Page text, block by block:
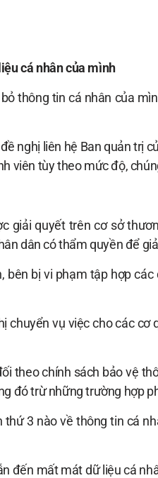
cá nhân của mình
thông tin cá nhân của
nghị liên hệ Ban quản trị
viên tùy theo mức độ,
giải quyết trên cơ sở
dân có thẩm quyền để
bị vi phạm tập hợp
vụ việc cho các
theo chính sách bảo vệ
đó trừ những trường hợp
3 nào về thông tin cá
đến mất mát dữ liệu cá